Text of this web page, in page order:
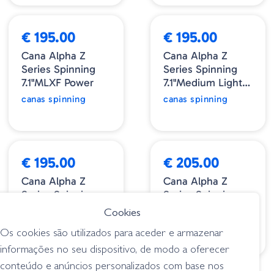
€ 195.00
Cana Alpha Z
Series Spinning
7.1"MLXF Power
canas spinning
€ 195.00
Cana Alpha Z
Series Spinning
7.1"Medium Light
Xtra Fast
canas spinning
€ 195.00
Cana Alpha Z
Series Spinning
€ 205.00
Cana Alpha Z
Series Spinning
Cookies
Os cookies são utilizados para aceder e armazenar
informações no seu dispositivo, de modo a oferecer
conteúdo e anúncios personalizados com base nos